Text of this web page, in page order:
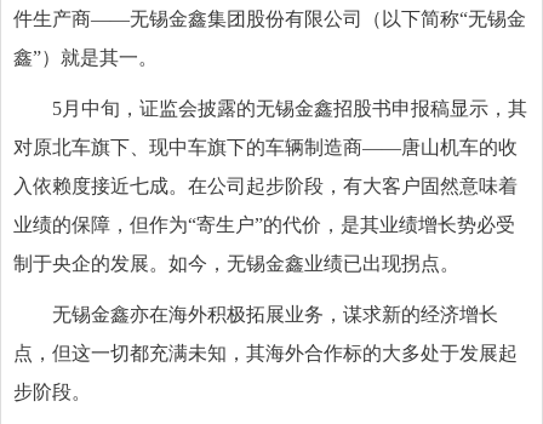
件生产商——无锡金鑫集团股份有限公司（以下简称“无锡金
鑫”）就是其一。
5月中旬，证监会披露的无锡金鑫招股书申报稿显示，其
对原北车旗下、现中车旗下的车辆制造商——唐山机车的收
入依赖度接近七成。在公司起步阶段，有大客户固然意味着
业绩的保障，但作为“寄生户”的代价，是其业绩增长势必受
制于央企的发展。如今，无锡金鑫业绩已出现拐点。
无锡金鑫亦在海外积极拓展业务，谋求新的经济增长
点，但这一切都充满未知，其海外合作标的大多处于发展起
步阶段。